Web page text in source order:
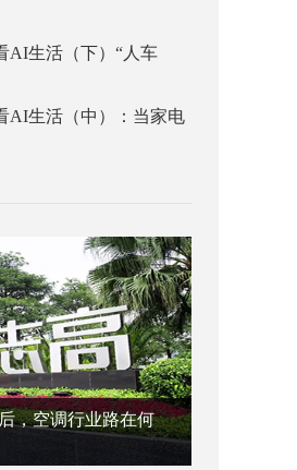
AI生活（下）“人车
AI生活（中）：当家电
，空调行业路在何